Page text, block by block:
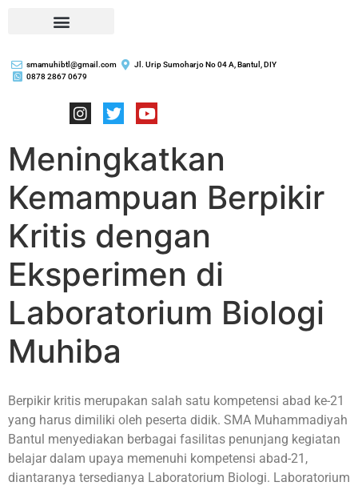
smamuhibtl@gmail.com
Jl. Urip Sumoharjo No 04 A, Bantul, DIY
0878 2867 0679
Meningkatkan
Kemampuan Berpikir
Kritis dengan
Eksperimen di
Laboratorium Biologi
Muhiba
Berpikir kritis merupakan salah satu kompetensi abad ke-21
yang harus dimiliki oleh peserta didik. SMA Muhammadiyah
Bantul menyediakan berbagai fasilitas penunjang kegiatan
belajar dalam upaya memenuhi kompetensi abad-21,
diantaranya tersedianya Laboratorium Biologi. Laboratorium